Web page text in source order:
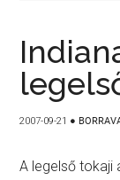
2007-09-21 ●
A legelső tokaji